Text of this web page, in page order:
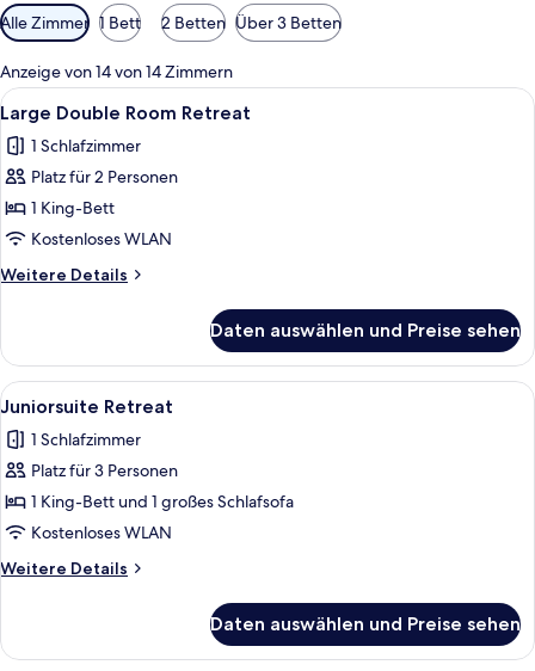
Verfügbare
Filter
für
Zimmer
Alle Zimmer 1 Bett 2 Betten Über 3 Betten
Anzeige von 14 von 14 Zimmern
Alle
Fotos
für
Large
Double
Room
Retreat
anzeigen
Large Double Room Retreat |
4
Large Double Room Retreat
1 Schlafzimmer
Platz für 2 Personen
1 King-Bett
Kostenloses WLAN
Weitere Details
Weitere
Double
Room
Retreat
Daten auswählen und Preise sehen
Alle
Fotos
für
Juniorsuite
Retreat
anzeigen
Ein helles Hotelzimmer mit einem
7
Juniorsuite Retreat
1 Schlafzimmer
Platz für 3 Personen
1 King-Bett und 1 großes Schlafsofa
Kostenloses WLAN
Weitere Details
Weitere
Retreat
Daten auswählen und Preise sehen